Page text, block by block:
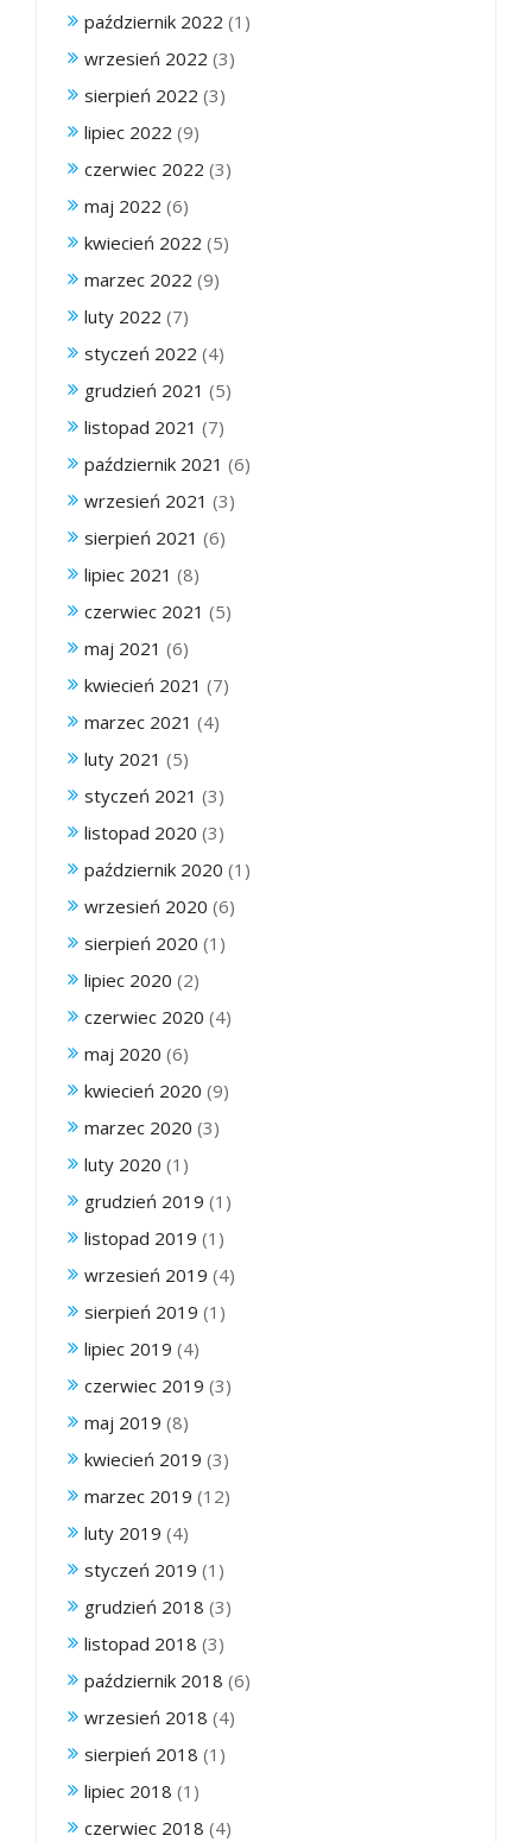
październik 2022 (1)
wrzesień 2022 (3)
sierpień 2022 (3)
lipiec 2022 (9)
czerwiec 2022 (3)
maj 2022 (6)
kwiecień 2022 (5)
marzec 2022 (9)
luty 2022 (7)
styczeń 2022 (4)
grudzień 2021 (5)
listopad 2021 (7)
październik 2021 (6)
wrzesień 2021 (3)
sierpień 2021 (6)
lipiec 2021 (8)
czerwiec 2021 (5)
maj 2021 (6)
kwiecień 2021 (7)
marzec 2021 (4)
luty 2021 (5)
styczeń 2021 (3)
listopad 2020 (3)
październik 2020 (1)
wrzesień 2020 (6)
sierpień 2020 (1)
lipiec 2020 (2)
czerwiec 2020 (4)
maj 2020 (6)
kwiecień 2020 (9)
marzec 2020 (3)
luty 2020 (1)
grudzień 2019 (1)
listopad 2019 (1)
wrzesień 2019 (4)
sierpień 2019 (1)
lipiec 2019 (4)
czerwiec 2019 (3)
maj 2019 (8)
kwiecień 2019 (3)
marzec 2019 (12)
luty 2019 (4)
styczeń 2019 (1)
grudzień 2018 (3)
listopad 2018 (3)
październik 2018 (6)
wrzesień 2018 (4)
sierpień 2018 (1)
lipiec 2018 (1)
czerwiec 2018 (4)